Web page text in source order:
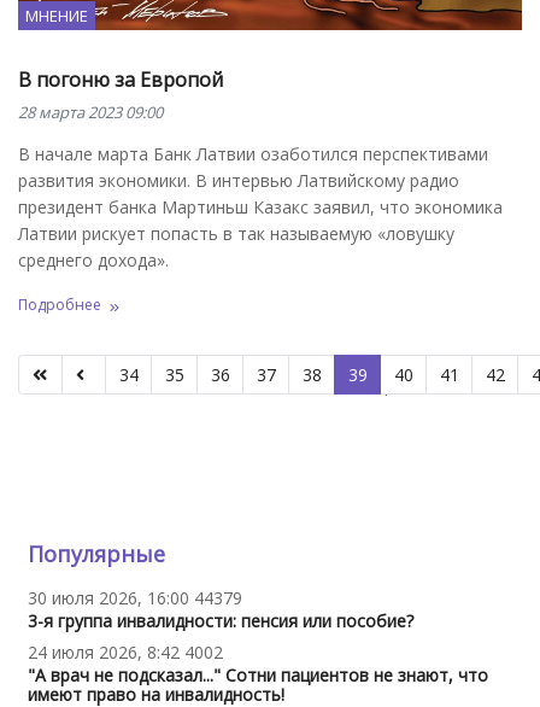
МНЕНИЕ
В погоню за Европой
28 марта 2023 09:00
В начале марта Банк Латвии озаботился перспективами
развития экономики. В интервью Латвийскому радио
президент банка Мартиньш Казакс заявил, что экономика
Латвии рискует попасть в так называемую «ловушку
среднего дохода».
Подробнее
Страница 39 из 66
34 35 36 37 38 39 40 41 42
Популярные
30 июля 2026, 16:00 44379
3-я группа инвалидности: пенсия или пособие?
24 июля 2026, 8:42 4002
"А врач не подсказал..." Сотни пациентов не знают, что
имеют право на инвалидность!